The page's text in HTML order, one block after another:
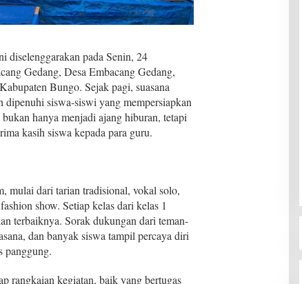
diselenggarakan pada Senin, 24
Gedang, Desa Embacang Gedang,
Bungo. Sejak pagi, suasana
dipenuhi siswa-siswi yang mempersiapkan
hanya menjadi ajang hiburan, tetapi
kasih siswa kepada para guru.
mulai dari tarian tradisional, vokal solo,
show. Setiap kelas dari kelas 1
terbaiknya. Sorak dukungan dari teman-
dan banyak siswa tampil percaya diri
panggung.
rangkaian kegiatan, baik yang bertugas